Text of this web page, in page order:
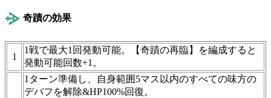
奇蹟の効果
1
1戦で最大1回発動可能。【奇蹟の再臨】を編成すると
発動可能回数+1。
1ターン準備し、自身範囲5マス以内のすべての味方の
デバフを解除&HP100%回復。